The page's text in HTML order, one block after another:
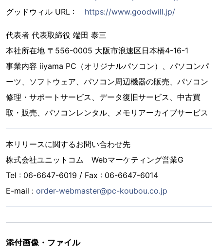
グッドウィル URL : https://www.goodwill.jp/
代表者 代表取締役 端田 泰三
本社所在地 〒556-0005 大阪市浪速区日本橋4-16-1
事業内容 iiyama PC（オリジナルパソコン）、パソコンパ
ーツ、ソフトウェア、パソコン周辺機器の販売、パソコン
修理・サポートサービス、データ復旧サービス、中古買
取・販売、パソコンレンタル、メモリアーカイブサービス
本リリースに関するお問い合わせ先
株式会社ユニットコム Webマーケティング営業G
Tel : 06-6647-6019 / Fax : 06-6647-6014
E-mail : order-webmaster@pc-koubou.co.jp
添付画像・ファイル